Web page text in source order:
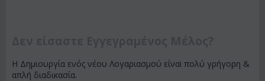
Η Δημιουργία ενός νέου Λογαριασμού είναi πολύ γρήγορη &
απλή διαδικασία.